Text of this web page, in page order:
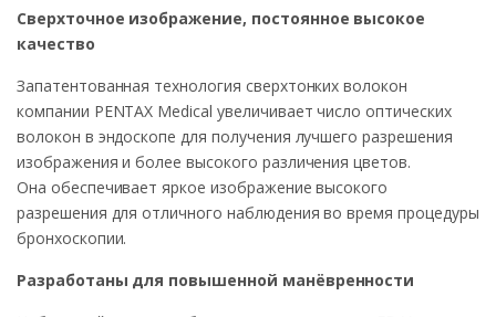
Сверхточное изображение, постоянное высокое
качество
Запатентованная технология сверхтонких волокон
компании PENTAX Medical увеличивает число оптических
волокон в эндоскопе для получения лучшего разрешения
изображения и более высокого различения цветов.
Она обеспечивает яркое изображение высокого
разрешения для отличного наблюдения во время процедуры
бронхоскопии.
Разработаны для повышенной манёвренности